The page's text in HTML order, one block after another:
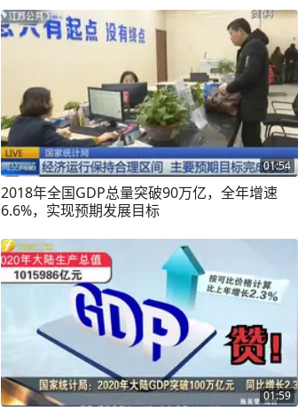
01:54
2018年全国GDP总量突破90万亿，全年增速
6.6%，实现预期发展目标
01:59